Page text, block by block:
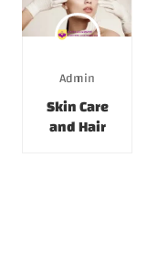
Admin
Skin Care
and Hair